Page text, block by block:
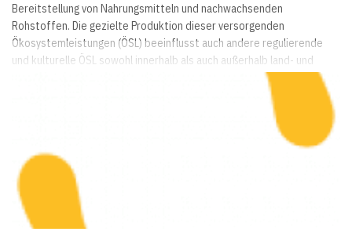
Bereitstellung von Nahrungsmitteln und nachwachsenden
Rohstoffen. Die gezielte Produktion dieser versorgenden
Ökosystemleistungen (ÖSL) beeinflusst auch andere regulierende
und kulturelle ÖSL sowohl innerhalb als auch außerhalb land- und
forstwirtschaftlicher Landnutzungssysteme. Zur Internalisierung
dieser externen Effekte werden politische Instrumente wie z.B.
Agrarumweltprogramme eingesetzt. Deren dominierende